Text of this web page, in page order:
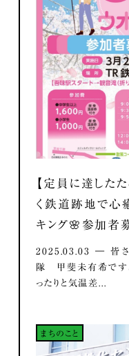
【定員に達した
く鉄道跡地で心
キング🌸参加者
2025.03.03 ― 皆さ
隊 甲斐未有希です
ったりと気温差...
まちのこと